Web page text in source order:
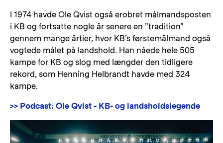
I 1974 havde Ole Qvist også erobret målmandsposten
i KB og fortsatte nogle år senere en ”tradition”
gennem mange årtier, hvor KB’s førstemålmand også
vogtede målet på landshold. Han nåede hele 505
kampe for KB og slog med længder den tidligere
rekord, som Henning Helbrandt havde med 324
kampe.
>> Podcast: Ole Qvist - KB- og landsholdslegende